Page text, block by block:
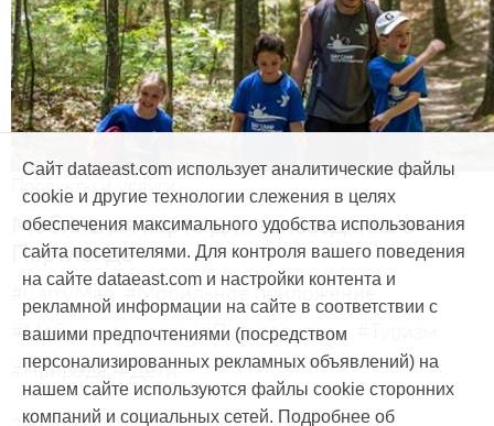
Продукты и услуги
Мобильная карта для заповедника в
Портленде
#CarryMap #Мобильное приложение
#Мобильная карта #Путеводитель
#Природа #Дети
Сайт dataeast.com использует аналитические файлы
cookie и другие технологии слежения в целях
обеспечения максимального удобства использования
сайта посетителями. Для контроля вашего поведения
на сайте dataeast.com и настройки контента и
рекламной информации на сайте в соответствии с
вашими предпочтениями (посредством
персонализированных рекламных объявлений) на
нашем сайте используются файлы cookie сторонних
компаний и социальных сетей. Подробнее об